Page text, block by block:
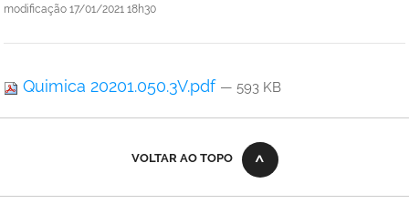
modificação 17/01/2021 18h30
Quimica 20201.050.3V.pdf — 593 KB
VOLTAR AO TOPO